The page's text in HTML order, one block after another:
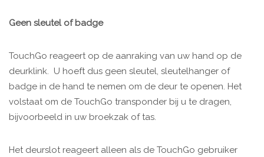
Geen sleutel of badge
TouchGo reageert op de aanraking van uw hand op de
deurklink. U hoeft dus geen sleutel, sleutelhanger of
badge in de hand te nemen om de deur te openen. Het
volstaat om de TouchGo transponder bij u te dragen,
bijvoorbeeld in uw broekzak of tas.
Het deurslot reageert alleen als de TouchGo gebruiker